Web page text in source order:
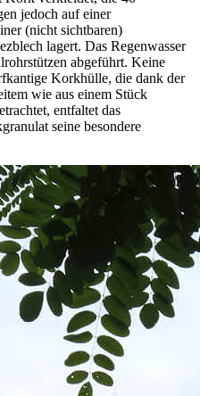
jedoch auf einer
(nicht sichtbaren)
lagert. Das Regenwasser
abgeführt. Keine
Korkhülle, die dank der
wie aus einem Stück
entfaltet das
seine besondere